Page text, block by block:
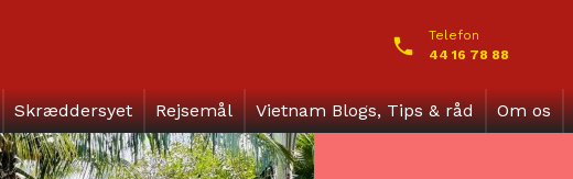
Telefon
44 16 78 88
Skræddersyet Rejsemål Vietnam Blogs, Tips & råd Om os